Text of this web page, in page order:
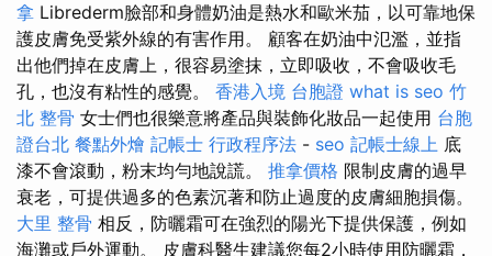
拿 Librederm臉部和身體奶油是熱水和歐米茄，以可靠地保
護皮膚免受紫外線的有害作用。 顧客在奶油中氾濫，並指
出他們掉在皮膚上，很容易塗抹，立即吸收，不會吸收毛
孔，也沒有粘性的感覺。 香港入境 台胞證 what is seo 竹
北 整骨 女士們也很樂意將產品與裝飾化妝品一起使用 台胞
證台北 餐點外燴 記帳士 行政程序法 - seo 記帳士線上 底
漆不會滾動，粉末均勻地說謊。 推拿價格 限制皮膚的過早
衰老，可提供過多的色素沉著和防止過度的皮膚細胞損傷。
大里 整骨 相反，防曬霜可在強烈的陽光下提供保護，例如
海灘或戶外運動。 皮膚科醫生建議您每2小時使用防曬霜，